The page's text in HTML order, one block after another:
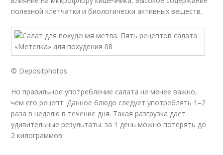
полезной клетчатки и биологически активных веществ.
© Depositphotos
Но правильное употребление салата не менее важно,
чем его рецепт. Данное блюдо следует употреблять 1–2
раза в неделю в течение дня. Такая разгрузка дает
удивительные результаты: за 1 день можно потерять до
2 килограммов.